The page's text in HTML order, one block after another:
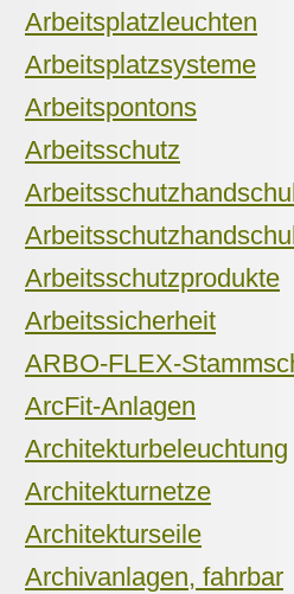
Arbeitsplatzleuchten
Arbeitsplatzsysteme
Arbeitspontons
Arbeitsschutz
Arbeitsschutzprodukte
Arbeitssicherheit
ARBO-FLEX-
ArcFit-Anlagen
Architekturbeleuchtung
Architekturnetze
Architekturseile
Archivanlagen, fahrbar